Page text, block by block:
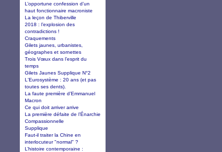
L’opportune confession d’un
haut fonctionnaire macroniste
La leçon de Thiberville
2018 : l’explosion des
contradictions !
Craquements
Gilets jaunes, urbanistes,
géographes et sornettes
Trois Vœux dans l’esprit du
temps
Gilets Jaunes Supplique N°2
L'Eurosystème : 20 ans (et pas
toutes ses dents).
La faute première d’Emmanuel
Macron
Ce qui doit arriver arrive
La première défaite de l’Énarchie
Compassionnelle
Supplique
Faut-il traiter la Chine en
interlocuteur "normal" ?
L’histoire contemporaine :